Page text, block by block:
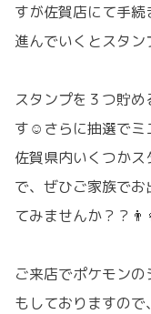
すが佐賀店にて手
進んでいくとスタ
スタンプを３つ貯
す☺️さらに抽選でミ
佐賀県内いくつか
で、ぜひご家族で
てみませんか？？
ご来店でポケモン
もしておりますの